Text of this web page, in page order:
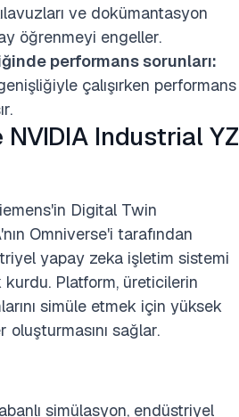
ve dokümantasyon
öğrenmeyi engeller.
performans sorunları:
çalışırken performans
NVIDIA Industrial YZ
Digital Twin
Omniverse'i tarafından
yapay zeka işletim sistemi
Platform, üreticilerin
simüle etmek için yüksek
sağlar.
simülasyon, endüstriyel